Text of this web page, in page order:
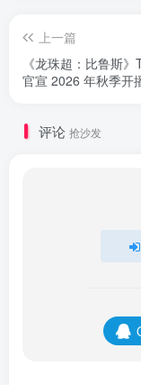
上一篇
《龙珠超：比鲁斯
官宣 2026 年秋季开
评论 抢沙发